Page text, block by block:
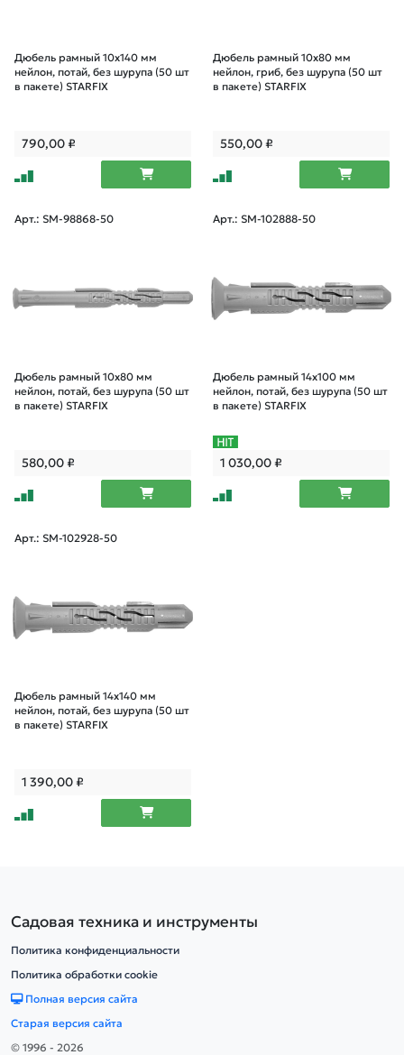
Дюбель рамный 10х140 мм
нейлон, потай, без шурупа (50 шт
в пакете) STARFIX
790,00₽
Дюбель рамный 10х80 мм
нейлон, гриб, без шурупа (50 шт
в пакете) STARFIX
550,00₽
Арт.: SM-98868-50
Дюбель рамный 10х80 мм
нейлон, потай, без шурупа (50 шт
в пакете) STARFIX
580,00₽
Арт.: SM-102888-50
Дюбель рамный 14х100 мм
нейлон, потай, без шурупа (50 шт
в пакете) STARFIX
1 030,00₽
Арт.: SM-102928-50
Дюбель рамный 14х140 мм
нейлон, потай, без шурупа (50 шт
в пакете) STARFIX
1 390,00₽
Садовая техника и инструменты
Политика конфиденциальности
Политика обработки cookie
Полная версия сайта
Старая версия сайта
© 1996 - 2026